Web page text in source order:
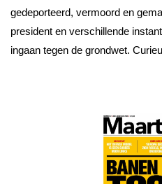
gedeporteerd, vermoord en
president en verschillende
ingaan tegen de grondwet.